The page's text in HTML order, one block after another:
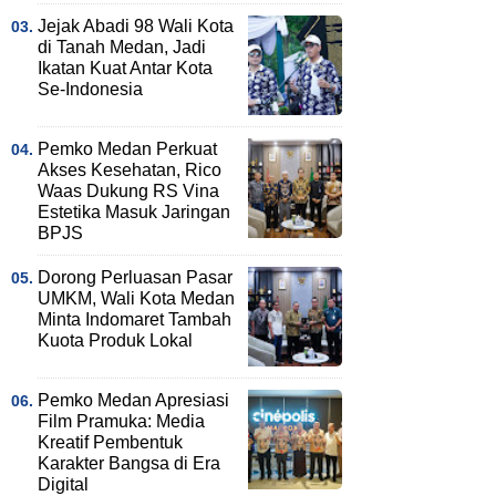
Jejak Abadi 98 Wali Kota
di Tanah Medan, Jadi
Ikatan Kuat Antar Kota
Se-Indonesia
Pemko Medan Perkuat
Akses Kesehatan, Rico
Waas Dukung RS Vina
Estetika Masuk Jaringan
BPJS
Dorong Perluasan Pasar
UMKM, Wali Kota Medan
Minta Indomaret Tambah
Kuota Produk Lokal
Pemko Medan Apresiasi
Film Pramuka: Media
Kreatif Pembentuk
Karakter Bangsa di Era
Digital